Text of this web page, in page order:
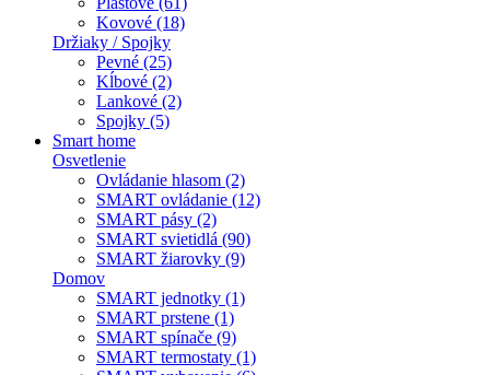
Kovové (18)
Držiaky / Spojky
Pevné (25)
Kĺbové (2)
Lankové (2)
Spojky (5)
Smart home
Osvetlenie
Ovládanie hlasom (2)
SMART ovládanie (12)
SMART pásy (2)
SMART svietidlá (90)
SMART žiarovky (9)
Domov
SMART jednotky (1)
SMART prstene (1)
SMART spínače (9)
SMART termostaty (1)